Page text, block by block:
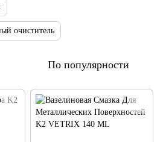
очиститель
По популярности